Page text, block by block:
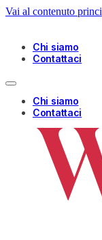
Vai al contenuto
Chi siamo
Contattaci
Chi siamo
Contattaci